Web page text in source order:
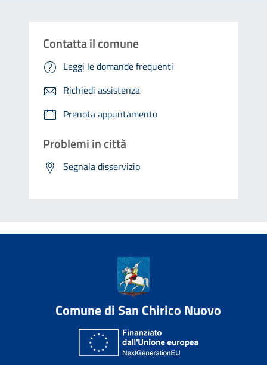
Contatta il comune
Leggi le domande frequenti
Richiedi assistenza
Prenota appuntamento
Problemi in città
Segnala disservizio
Comune di San Chirico Nuovo